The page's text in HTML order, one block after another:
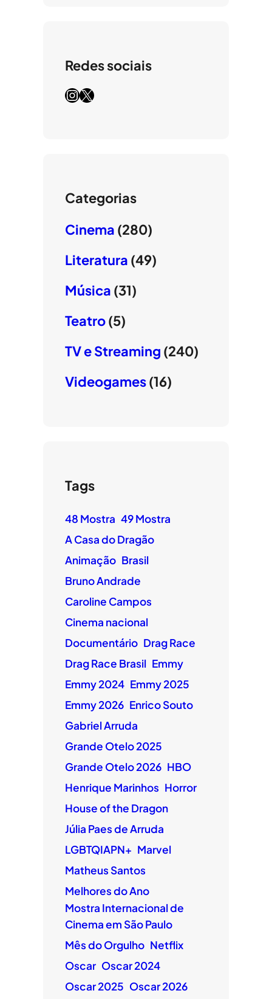
Redes sociais
InstagramX
Categorias
Cinema (280)
Literatura (49)
Música (31)
Teatro(5)
TV e Streaming (240)
Videogames(16)
Tags
48 Mostra 49 Mostra
A Casa do Dragão
Animação Brasil
Bruno Andrade
Caroline Campos
Cinema nacional
Documentário Drag Race
Drag Race Brasil Emmy
Emmy 2024 Emmy 2025
Emmy 2026 Enrico Souto
Gabriel Arruda
Grande Otelo 2025
Grande Otelo 2026 HBO
Henrique Marinhos Horror
House of the Dragon
Júlia Paes de Arruda
LGBTQIAPN+ Marvel
Matheus Santos
Melhores do Ano
Mostra Internacional de
Cinema em São Paulo
Mês do Orgulho Netflix
Oscar Oscar 2024
Oscar 2025 Oscar 2026